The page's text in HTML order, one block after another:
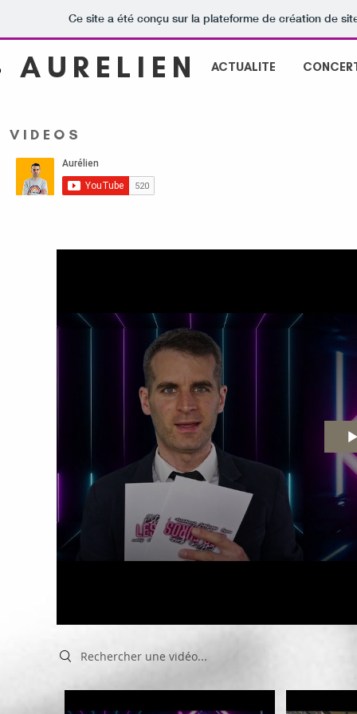
Ce site a été conçu sur la plateforme de création de
​AURELIEN ACTUALITE
VIDEOS
Search videos